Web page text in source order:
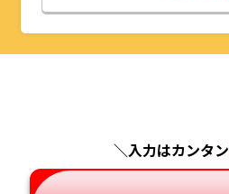
山形県
千葉県
福井県
岐阜県
京都府
奈良県
島根県
山口県
福岡県
熊本県
＼入力はカンタン